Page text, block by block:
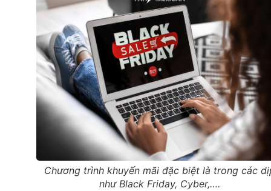
Chương trình khuyến mãi đặc biệt là trong các
như Black Friday, Cyber,….